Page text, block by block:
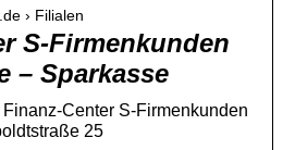
› Filialen
S-Firmenkunden
– Sparkasse
Center S-Firmenkunden
25